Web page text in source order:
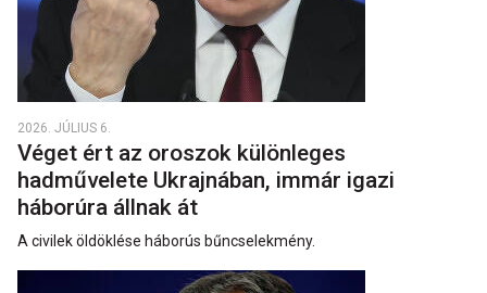
2026. JÚLIUS 6.
Véget ért az oroszok különleges
hadművelete Ukrajnában, immár igazi
háborúra állnak át
A civilek öldöklése háborús bűncselekmény.